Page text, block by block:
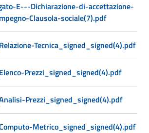
E---Dichiarazione-di-accettazione-
Clausola-sociale(7).pdf
Tecnica_signed_signed(4).pdf
Prezzi_signed_signed(4).pdf
Prezzi_signed_signed(4).pdf
Metrico_signed_signed(4).pdf